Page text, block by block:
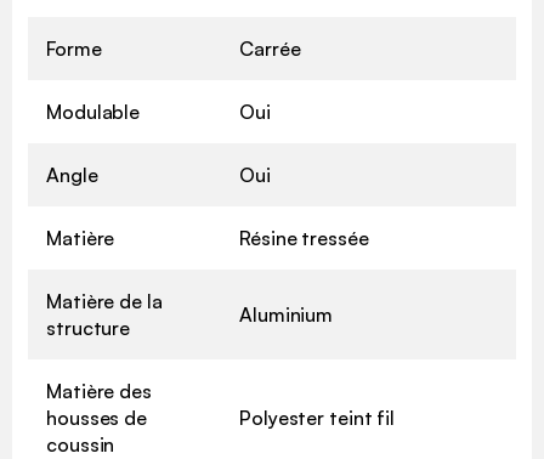
Forme Carrée
Modulable Oui
Angle Oui
Matière Résine tressée
Matière de la
structure
Aluminium
Matière des
housses de
coussin
Polyester teint fil